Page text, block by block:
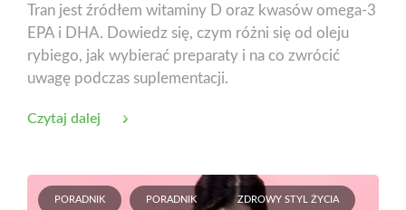
Tran jest źródłem witaminy D oraz kwasów omega-3
EPA i DHA. Dowiedz się, czym różni się od oleju
rybiego, jak wybierać preparaty i na co zwrócić
uwagę podczas suplementacji.
Czytaj dalej
PORADNIK PORADNIK ZDROWY STYL ŻYCIA